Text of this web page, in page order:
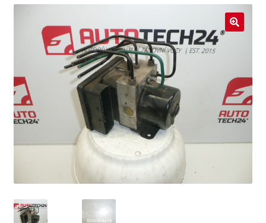
Livraison internationale
Mon compte
Paiements
Panier
Politique de confidentialité
Procédure de Réclamation